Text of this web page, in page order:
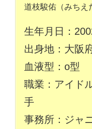
道枝駿佑（みちえ
生年月日：
出身地：大阪
血液型：o型
職業：アイド
手
事務所：ジャ